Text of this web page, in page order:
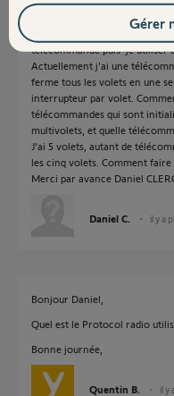
Je recherche une
télécommande puis-je utiliser
Actuellement j'ai une
ferme tous les volets en une
interrupteur par volet.
télécommandes qui sont
multivolets, et quelle
J'ai 5 volets, autant de
les cinq volets. Comment
Merci par avance Daniel
Daniel C. il y a
Bonjour Daniel,
Quel est le Protocol radio
Bonne journée,
Quentin B. il y
Gérer